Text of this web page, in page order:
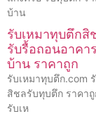
บ้าน
รับเหมาทุบตึกสิ
รับรื้อถอนอาคา
บ้าน ราคาถูก
รับเหมาทุบตึก.com
สิชลรับทุบตึก ราคา
รับเห